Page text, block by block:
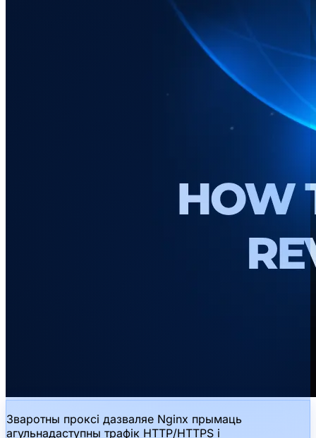
Зваротны проксі дазваляе Nginx прымаць
агульнадаступны трафік HTTP/HTTPS і